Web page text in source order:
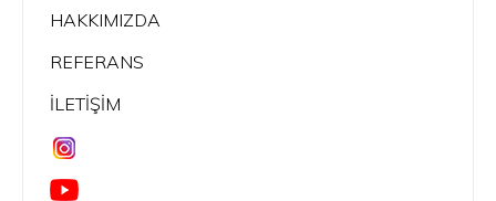
HAKKIMIZDA
REFERANS
İLETIŞIM